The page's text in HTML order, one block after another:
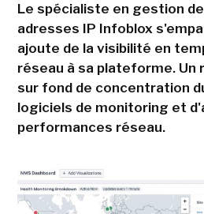
Le spécialiste en gestion
adresses IP Infoblox
ajoute de la visibilité en
réseau à sa plateforme. Un
sur fond de concentration
logiciels de monitoring et
performances réseau.